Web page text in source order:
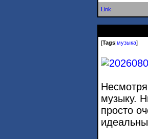
Link
[Tags|музыка]
музыку.
просто